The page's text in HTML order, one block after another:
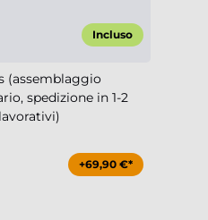
Incluso
(assemblaggio
spedizione in 1-2
+69,90 €*